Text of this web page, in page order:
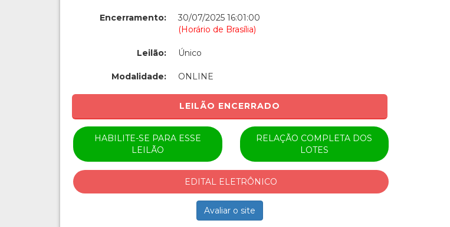
Encerramento:
30/07/2025 16:01:00
(Horário de Brasília)
Leilão: Único
Modalidade: ONLINE
LEILÃO ENCERRADO
HABILITE-SE PARA ESSE
LEILÃO
RELAÇÃO COMPLETA DOS
LOTES
EDITAL ELETRÔNICO
Avaliar o site